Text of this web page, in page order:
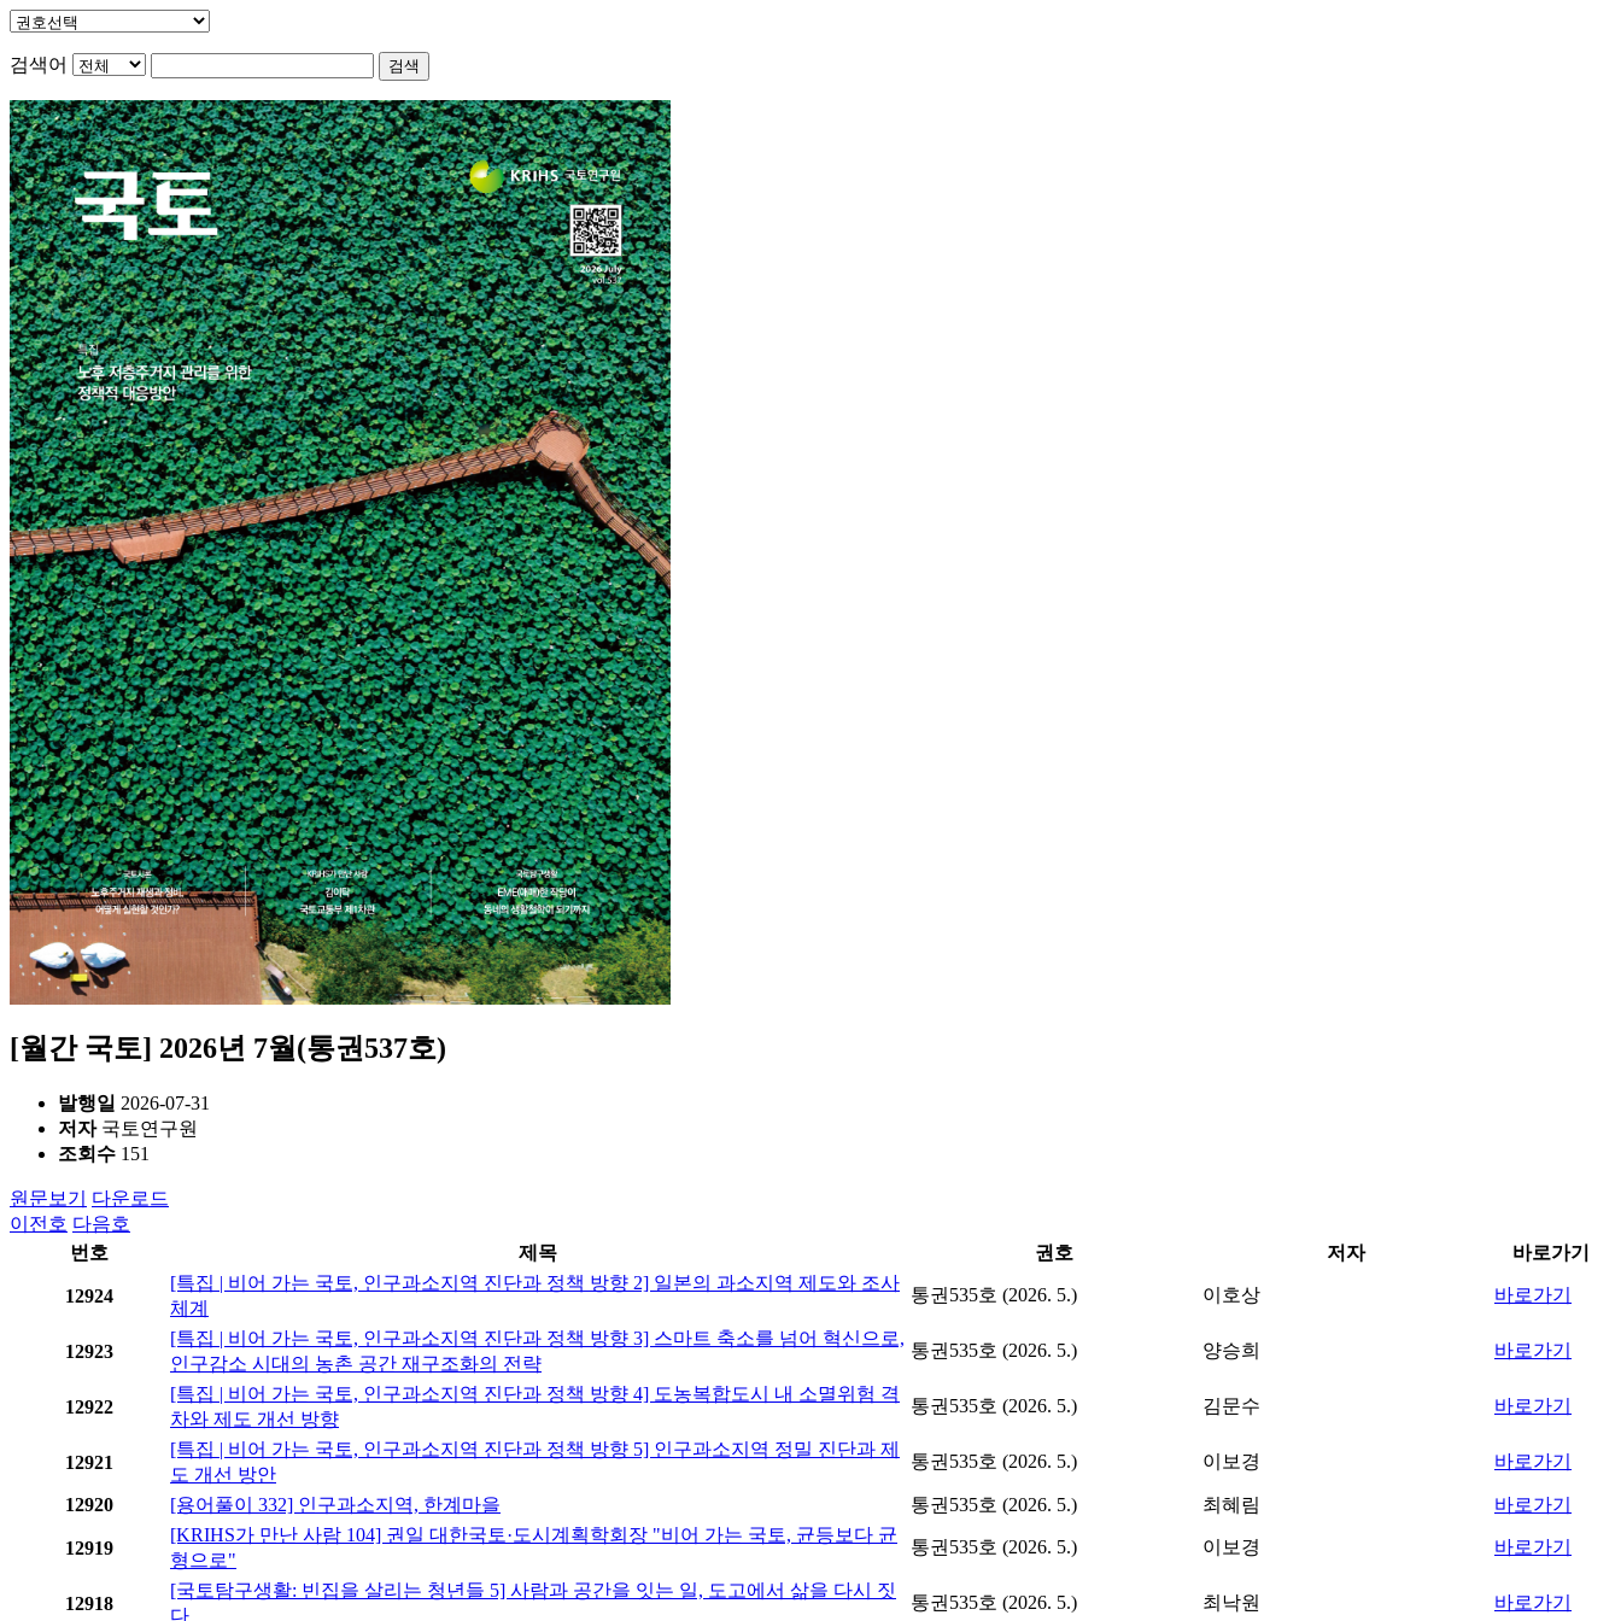
검색어 검색
[월간 국토] 2026년 7월(통권537호)
발행일 2026-07-31
저자국토연구원
조회수 151
원문보기
다운로드
이전호 다음호
번호
제목 권호 저자 바로가기
12924
[특집 | 비어 가는 국토, 인구과소지역 진단과 정책 방향 2] 일본의 과소지역 제도와 조사
체계
통권535호 (2026. 5.) 이호상 바로가기
12923
[특집 | 비어 가는 국토, 인구과소지역 진단과 정책 방향 3] 스마트 축소를 넘어 혁신으로,
인구감소 시대의 농촌 공간 재구조화의 전략
통권535호 (2026. 5.) 양승희 바로가기
12922
[특집 | 비어 가는 국토, 인구과소지역 진단과 정책 방향 4] 도농복합도시 내 소멸위험 격
차와 제도 개선 방향
통권535호 (2026. 5.) 김문수 바로가기
12921
[특집 | 비어 가는 국토, 인구과소지역 진단과 정책 방향 5] 인구과소지역 정밀 진단과 제
도 개선 방안
통권535호 (2026. 5.) 이보경 바로가기
12920 [용어풀이 332] 인구과소지역, 한계마을 통권535호 (2026. 5.) 최혜림 바로가기
12919
[KRIHS가 만난 사람 104] 권일 대한국토·도시계획학회장 "비어 가는 국토, 균등보다 균
형으로"
통권535호 (2026. 5.) 이보경 바로가기
12918
[국토탐구생활: 빈집을 살리는 청년들 5] 사람과 공간을 잇는 일, 도고에서 삶을 다시 짓
다
통권535호 (2026. 5.) 최낙원 바로가기